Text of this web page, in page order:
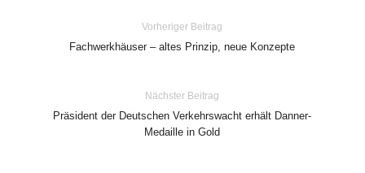
Vorheriger Beitrag
Fachwerkhäuser – altes Prinzip, neue Konzepte
Nächster Beitrag
Präsident der Deutschen Verkehrswacht erhält Danner-
Medaille in Gold